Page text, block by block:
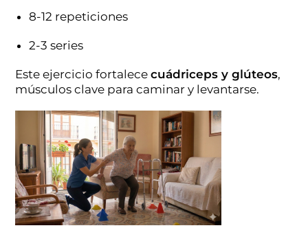
8-12 repeticiones
2-3 series
Este ejercicio fortalececuádriceps y glúteos,
músculos clave para caminar y levantarse.